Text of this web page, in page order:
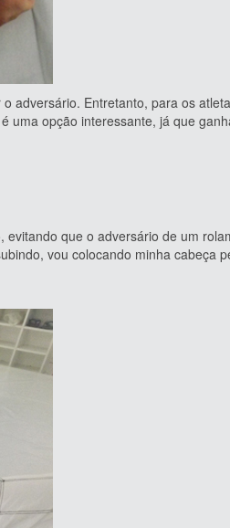
Entretanto, para os
uma opção interessante, já que
que o adversário de um
vou colocando minha cabeça